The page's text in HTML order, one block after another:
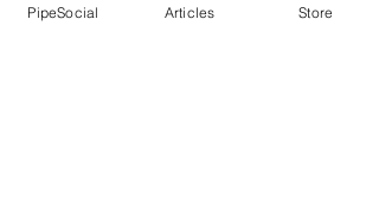
olmayan pipolar için bir kıstas değildir.
PipeSocial Articles Store